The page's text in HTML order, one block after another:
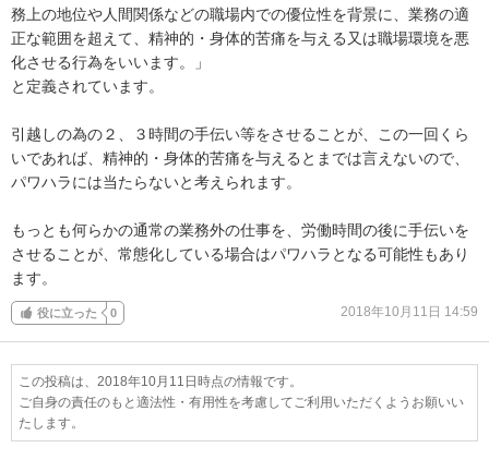
務上の地位や人間関係などの職場内での優位性を背景に、業務の適
正な範囲を超えて、精神的・身体的苦痛を与える又は職場環境を悪
化させる行為をいいます。」
と定義されています。
引越しの為の２、３時間の手伝い等をさせることが、この一回くら
いであれば、精神的・身体的苦痛を与えるとまでは言えないので、
パワハラには当たらないと考えられます。
もっとも何らかの通常の業務外の仕事を、労働時間の後に手伝いを
させることが、常態化している場合はパワハラとなる可能性もあり
ます。
役に立った 0 2018年10月11日 14:59
この投稿は、2018年10月11日時点の情報です。
ご自身の責任のもと適法性・有用性を考慮してご利用いただくようお願いい
たします。